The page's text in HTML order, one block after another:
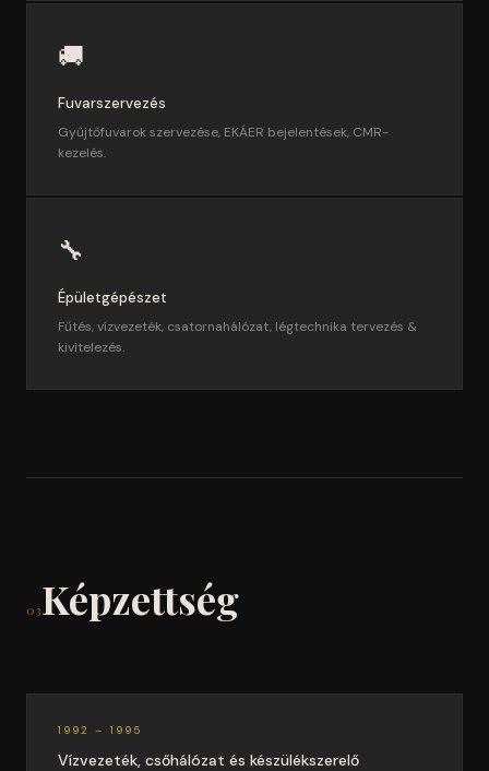
🚚
Fuvarszervezés
Gyűjtőfuvarok szervezése, EKÁER bejelentések, CMR-
kezelés.
🔧
Épületgépészet
Fűtés, vízvezeték, csatornahálózat, légtechnika tervezés &
kivitelezés.
03Képzettség
1992 – 1995
Vízvezeték, csőhálózat és készülékszerelő